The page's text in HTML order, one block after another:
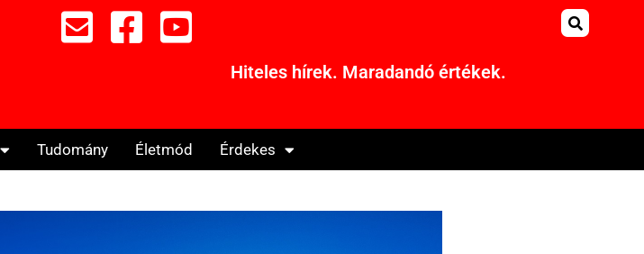
Hiteles hírek. Maradandó értékek.
Tudomány Életmód Érdekes